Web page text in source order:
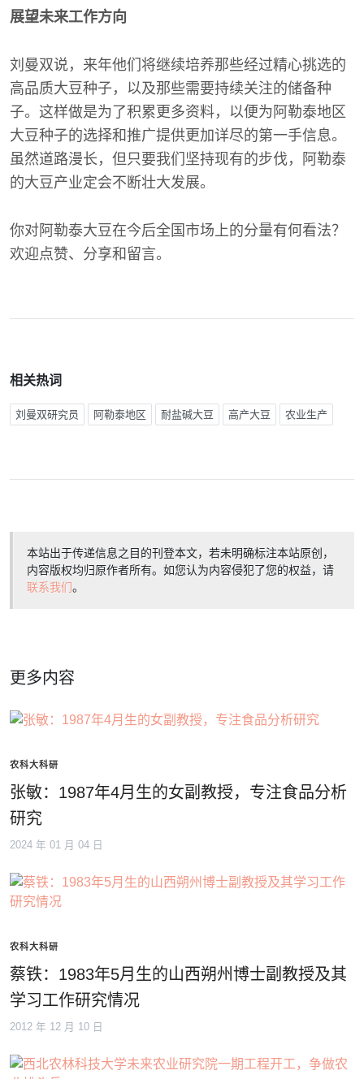
展望未来工作方向
刘曼双说，来年他们将继续培养那些经过精心挑选的
高品质大豆种子，以及那些需要持续关注的储备种
子。这样做是为了积累更多资料，以便为阿勒泰地区
大豆种子的选择和推广提供更加详尽的第一手信息。
虽然道路漫长，但只要我们坚持现有的步伐，阿勒泰
的大豆产业定会不断壮大发展。
你对阿勒泰大豆在今后全国市场上的分量有何看法？
欢迎点赞、分享和留言。
相关热词
刘曼双研究员 阿勒泰地区 耐盐碱大豆 高产大豆 农业生产
本站出于传递信息之目的刊登本文，若未明确标注本站原创，
内容版权均归原作者所有。如您认为内容侵犯了您的权益，请
联系我们。
更多内容
农科大科研
张敏：1987年4月生的女副教授，专注食品分析
研究
2024 年 01 月 04 日
农科大科研
蔡铁：1983年5月生的山西朔州博士副教授及其
学习工作研究情况
2012 年 12 月 10 日